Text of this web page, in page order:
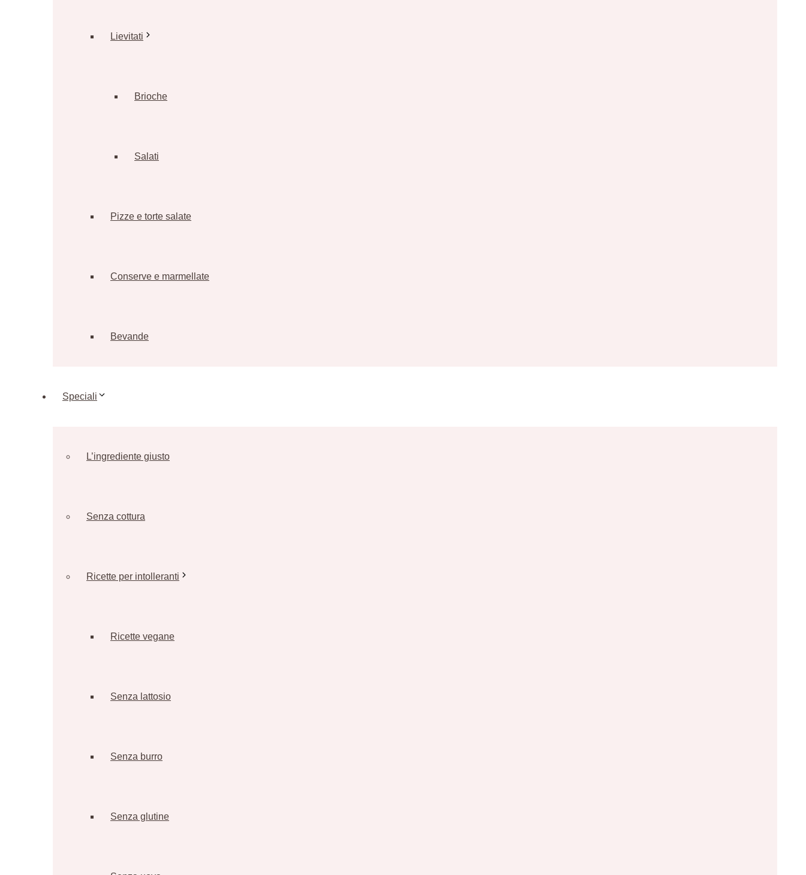
Lievitati
Brioche
Salati
Pizze e torte salate
Conserve e marmellate
Bevande
Speciali
L’ingrediente giusto
Senza cottura
Ricette per intolleranti
Ricette vegane
Senza lattosio
Senza burro
Senza glutine